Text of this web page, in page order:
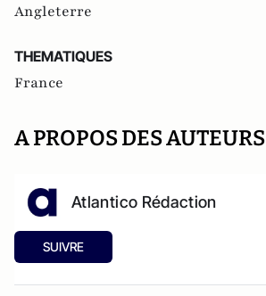
Angleterre
THEMATIQUES
France
A PROPOS DES AUTEURS
Atlantico Rédaction
SUIVRE